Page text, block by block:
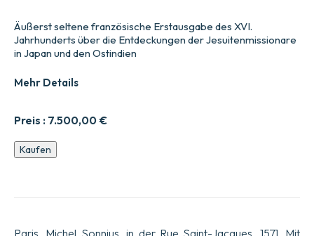
Preis : 7.500,00 €
Äußerst seltene französische Erstausgabe des XVI.
Jahrhunderts über die Entdeckungen der Jesuitenmissionare
in Japan und den Ostindien
Mehr Details
Sammlung
der
Kaufen
Paris, Michel Sonnius, in der Rue Saint-Jacques, 1571. Mit